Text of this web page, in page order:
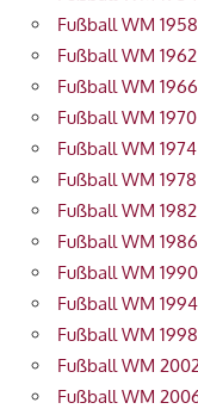
Fußball WM
Fußball WM
Fußball WM
Fußball WM
Fußball WM
Fußball WM
Fußball WM
Fußball WM
Fußball WM
Fußball WM
Fußball WM
Fußball WM
Fußball WM